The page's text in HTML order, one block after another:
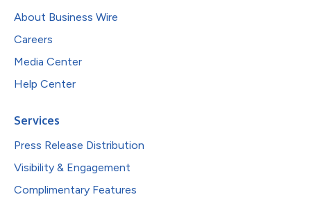
About Business Wire
Careers
Media Center
Help Center
Services
Press Release Distribution
Visibility & Engagement
Complimentary Features